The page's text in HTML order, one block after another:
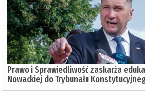
Prawo i Sprawiedliwość zaskarża
Nowackiej do Trybunału